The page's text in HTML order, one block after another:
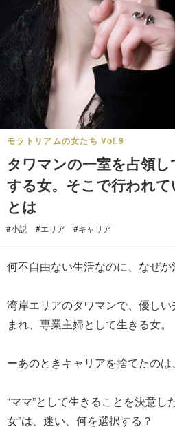
モラトリアムの女たち Vol.9
タワマンの一室を占領
する女。そこで行われ
とは
#小説 #エリア #キャリア
何不自由ない生活なのに、なぜか
湾岸エリアのタワマンで、優し
まれ、専業主婦として生きる女。
ーあのときキャリアを捨てたのは
“ママ”として生きることを決意し
女”は、迷い、何を選択する？